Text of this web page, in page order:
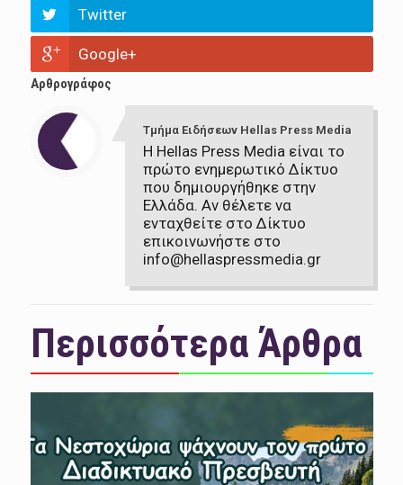
Twitter
Google+
Αρθρογράφος
Τμήμα Ειδήσεων Hellas Press Media
Η Hellas Press Media είναι το
πρώτο ενημερωτικό Δίκτυο
που δημιουργήθηκε στην
Ελλάδα. Αν θέλετε να
ενταχθείτε στο Δίκτυο
επικοινωνήστε στο
info@hellaspressmedia.gr
Περισσότερα Άρθρα